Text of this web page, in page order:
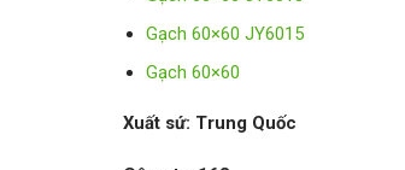
Gạch 60×60 JY6015
Gạch 60×60
Xuất sứ: Trung Quốc